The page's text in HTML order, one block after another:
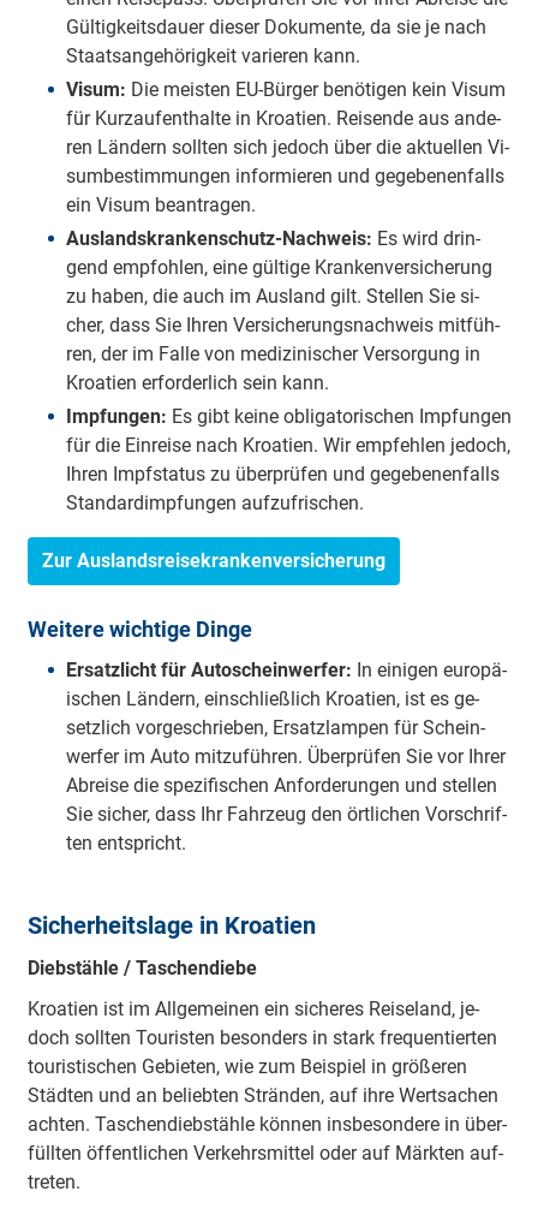
Gül­tig­keits­dau­er die­ser Do­ku­men­te, da sie je nach
Staats­an­ge­hö­rig­keit va­ri­e­ren kann.
Visum: Die meis­ten EU-Bür­ger be­nö­ti­gen kein Visum
für Kurz­auf­ent­hal­te in Kroa­tien. Rei­sen­de aus an­de­
ren Län­dern soll­ten sich je­doch über die ak­tu­el­len Vi­
sum­be­stim­mun­gen in­for­mie­ren und ge­ge­be­nen­falls
ein Visum be­an­tra­gen.
Aus­lands­kran­ken­schutz-Nach­weis: Es wird drin­
gend emp­foh­len, eine gül­ti­ge Kran­ken­ver­si­che­rung
zu haben, die auch im Aus­land gilt. Stel­len Sie si­
cher, dass Sie Ihren Ver­si­che­rungs­nach­weis mit­füh­
ren, der im Falle von me­di­zi­ni­scher Ver­sor­gung in
Kroa­tien er­for­der­lich sein kann.
Imp­fun­gen: Es gibt keine ob­li­ga­to­ri­schen Imp­fun­gen
für die Ein­rei­se nach Kroa­tien. Wir emp­feh­len je­doch,
Ihren Impf­sta­tus zu über­prü­fen und ge­ge­be­nen­falls
Stan­dard­imp­fun­gen auf­zu­fri­schen.
Zur Auslandsreisekrankenversicherung
Wei­te­re wich­ti­ge Dinge
Er­satz­licht für Au­to­schein­wer­fer: In ei­ni­gen eu­ro­pä­
ischen Län­dern, ein­schließ­lich Kroa­tien, ist es ge­
setz­lich vor­ge­schrie­ben, Er­satz­lam­pen für Schein­
wer­fer im Auto mit­zu­füh­ren. Über­prü­fen Sie vor Ihrer
Ab­rei­se die spe­zi­fi­schen An­for­de­rung­en und stel­len
Sie si­cher, dass Ihr Fahr­zeug den ört­li­chen Vor­schrif­
ten ent­spricht.
Si­cher­heits­la­ge in Kroa­tien
Dieb­stäh­le / Ta­schen­die­be
Kroa­tien ist im All­ge­mei­nen ein si­che­res Rei­se­land, je­
doch soll­ten Tou­ris­ten be­son­ders in stark fre­quen­tier­ten
tou­ris­ti­schen Ge­bie­ten, wie zum Bei­spiel in grö­ße­ren
Städ­ten und an be­lieb­ten Strän­den, auf ihre Wert­sa­chen
ach­ten. Ta­schen­dieb­stäh­le kön­nen ins­be­son­de­re in über­
füll­ten öf­fent­li­chen Ver­kehrs­mit­tel oder auf Märk­ten auf­
tre­ten.